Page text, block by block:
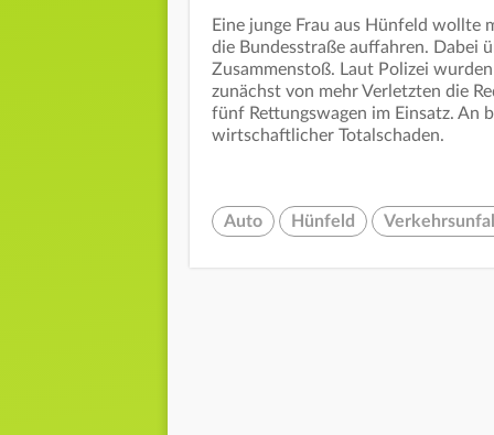
Eine junge Frau aus Hünfeld wollte
die Bundesstraße auffahren. Dabei
Zusammenstoß. Laut Polizei
zunächst von mehr Verletzten die
fünf Rettungswagen im Einsatz. An
wirtschaftlicher Totalschaden.
Auto Hünfeld Verkehrsunfall